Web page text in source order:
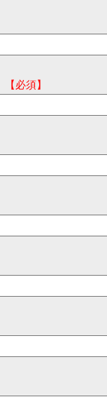
【必須】